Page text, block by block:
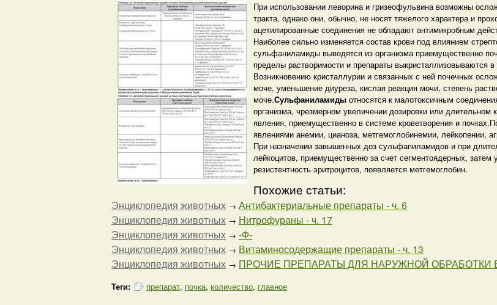
При использовании леворина и гризеофульвина возможны
тракта, однако они, обычно, не носят тяжелого характера и
ацетилированные соединения не обладают антимикробным
Наиболее сильно изменяется состав крови под влиянием
сульфаниламиды выводятся из организма приемущественно
пределы растворимости и препараты выкристаллизовываются в
Возникновению кристаллурии и связанных с ней почечных
моче, уменьшение диуреза, кислая реакция мочи, степень
моче.Сульфаниламиды относятся к малотоксичным
организма, чрезмерном увеличении дозировки или длительном
явления, приемущественно в системе кроветворения и
явлениями анемии, цианоза, метгемоглобинемии, лейкопении,
При назначении завышенных доз сульфапиламидов и при
лейкоцитов, приемущественно за счет сегментоядерных,
резистентность эритроцитов, появляется метгемоглобин.
Похожие статьи:
Энциклопедия животных → Антибактериальные препараты - ч. 6
Энциклопедия животных → Нитрофураны - ч. 17
Энциклопедия животных → -Ф-
Энциклопедия животных → Витаминосодержащие препараты - ч. 13
Энциклопедия животных → ПРОЧИЕ ПРЕПАРАТЫ ДЛЯ НАРУЖНОЙ ОБРАБОТКИ
Теги: препарат, почка, количество, главное